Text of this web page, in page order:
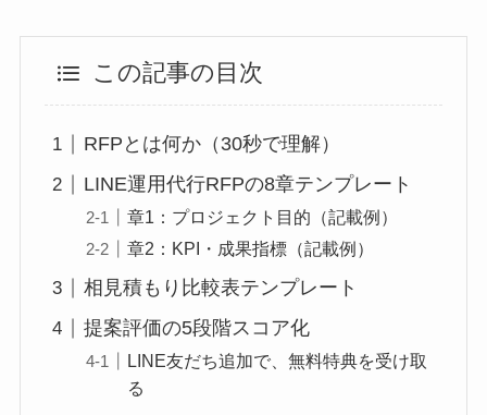
この記事の目次
RFPとは何か（30秒で理解）
LINE運用代行RFPの8章テンプレート
章1：プロジェクト目的（記載例）
章2：KPI・成果指標（記載例）
相見積もり比較表テンプレート
提案評価の5段階スコア化
LINE友だち追加で、無料特典を受け取
る